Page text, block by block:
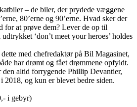
– de biler, der prydede væggene
80’erne og 90’erne. Hvad sker der
for at prøve dem? Lever de op til
‘don’t meet your heroes’ holdes
med chefredaktør på Bil Magasinet,
har drømt og fået drømmene opfyldt.
altid forrygende Phillip Devantier,
2018, og kun er blevet bedre siden.
i gebyr)